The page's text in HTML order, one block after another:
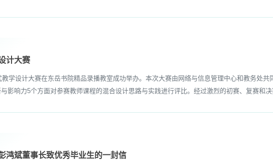
计大赛
设计大赛在东岳书院精品录播教室成功举办。本次大赛由网络与信息管理中心和教务处共
影响力5个方面对参赛教师课程的混合设计思路与实践进行评比。经过激烈的初赛、复赛和
斌董事长致优秀毕业生的一封信